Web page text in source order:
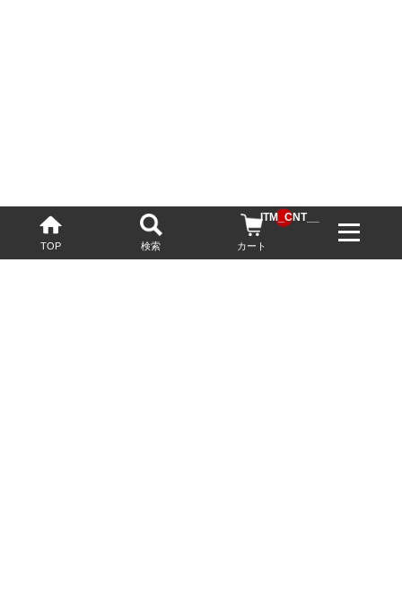
TOP 検索 カート
__ITM_CNT__